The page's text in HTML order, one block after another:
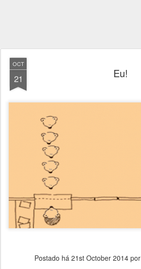
OCT
21 Eu!
Postado há 21st October 2014por